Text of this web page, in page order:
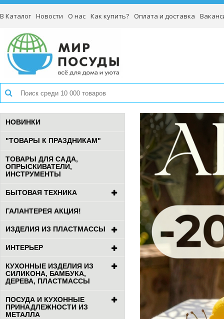
В Каталог Новости О нас Как купить? Оплата и доставка
НОВИНКИ
"ТОВАРЫ К ПРАЗДНИКАМ"
ТОВАРЫ ДЛЯ САДА,
ОПРЫСКИВАТЕЛИ,
ИНСТРУМЕНТЫ
БЫТОВАЯ ТЕХНИКА
ГАЛАНТЕРЕЯ АКЦИЯ!
ИЗДЕЛИЯ ИЗ ПЛАСТМАССЫ
ИНТЕРЬЕР
КУХОННЫЕ ИЗДЕЛИЯ ИЗ
СИЛИКОНА, БАМБУКА,
ДЕРЕВА, ПЛАСТМАССЫ
ПОСУДА И КУХОННЫЕ
ПРИНАДЛЕЖНОСТИ ИЗ
МЕТАЛЛА